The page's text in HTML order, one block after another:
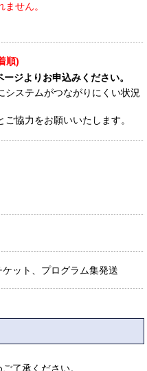
せん。
順)
ジよりお申込みください。
ステムがつながりにくい状況
協力をお願いいたします。
ット、プログラム集発送
了承ください。